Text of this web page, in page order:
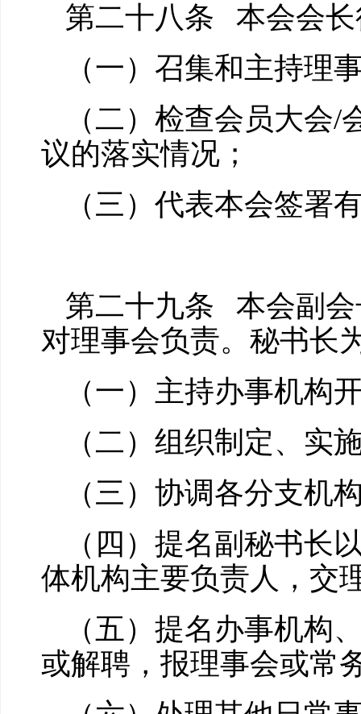
第二十八条 本会会
（一）召集和主持理
（二）检查会员大会
议的落实情况；
（三）代表本会签署
第二十九条 本会副会
对理事会负责。秘书长
（一）主持办事机构
（二）组织制定、实
（三）协调各分支机
（四）提名副秘书长
体机构主要负责人，交
（五）提名办事机构
或解聘，报理事会或常